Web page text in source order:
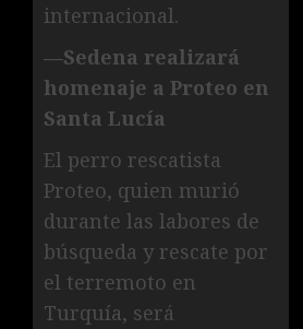
internacional.
—Sedena realizará
homenaje a Proteo en
Santa Lucía
El perro rescatista
Proteo, quien murió
durante las labores de
búsqueda y rescate por
el terremoto en
Turquía, será